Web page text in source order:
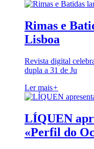
Rimas e
Lisboa
Revista digital
dupla a 31 de Ju
Ler mais+
LÍQUEN
«Perfil do